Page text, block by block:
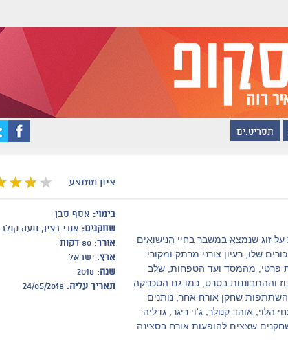
תסריט.ים
ציון ממוצע
בימוי: אסף סבן
שחקנים: אודי רצין, נועה קולר
אורך: 80 דקות
ארץ: ישראל
שנה: 2018
תאריך עליה: 24/05/2018
זוג שנמצא במשבר בחיי הנישואים
שלו, רעיון צורני מרתק ומקורי:
פרטי, מהמסד ועד הטפחות, שלב
וההתבוננות בסרט, כמו גם הטכניקה
שחקן אורח אחר, נותנים
אוהד קנולר, ג'וי ריגר, גדליה
שצצים להופעות אורח בסצינה